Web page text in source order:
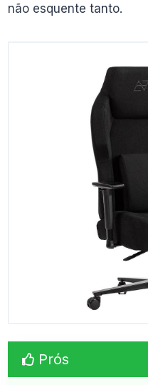
não esquente tanto.
Prós